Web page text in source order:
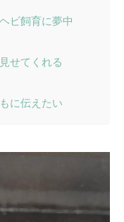
ビ飼育に夢中
せてくれる
に伝えたい